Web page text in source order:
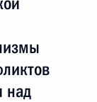
над